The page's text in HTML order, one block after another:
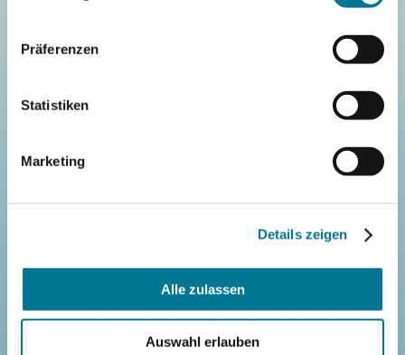
Präferenzen
Statistiken
Marketing
Details zeigen
Alle zulassen
Auswahl erlauben
Hierzu gehört der Aufbau eines PMO,
mit der Wasserfall-Methode oder
flexibel und agil mit Scrum oder
Kanban.